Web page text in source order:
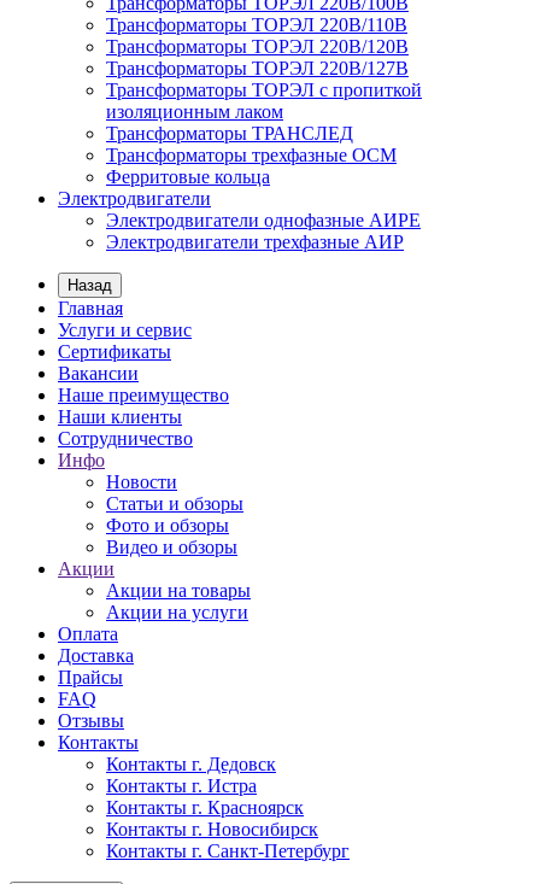
Трансформаторы ТОРЭЛ 220В/110В
Трансформаторы ТОРЭЛ 220В/120В
Трансформаторы ТОРЭЛ 220В/127В
Трансформаторы ТОРЭЛ с пропиткой
изоляционным лаком
Трансформаторы ТРАНСЛЕД
Трансформаторы трехфазные ОСМ
Ферритовые кольца
Электродвигатели
Электродвигатели однофазные АИРЕ
Электродвигатели трехфазные АИР
Назад
Главная
Услуги и сервис
Сертификаты
Вакансии
Наше преимущество
Наши клиенты
Сотрудничество
Инфо
Новости
Статьи и обзоры
Фото и обзоры
Видео и обзоры
Акции
Акции на товары
Акции на услуги
Оплата
Доставка
Прайсы
FAQ
Отзывы
Контакты
Контакты г. Дедовск
Контакты г. Истра
Контакты г. Красноярск
Контакты г. Новосибирск
Контакты г. Санкт-Петербург